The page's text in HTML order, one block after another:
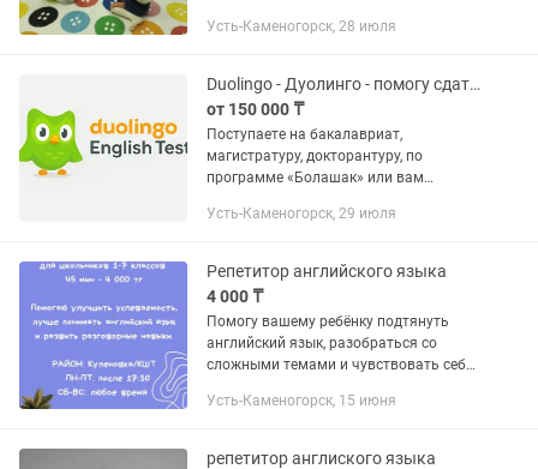
занятия для детей начальной и
современной методике:...
Усть-Каменогорск, 28 июля
Duolingo - Дуолинго - помогу сдать!
от 150 000 ₸
Поступаете на бакалавриат,
магистратуру, докторантуру, по
программе «Болашак» или вам
Помогу сдать Duolingo English Test
помощь...
Усть-Каменогорск, 29 июля
Репетитор английского языка
4 000 ₸
Помогу вашему ребёнку подтянуть
английский язык, разобраться со
сложными темами и чувствовать себя
материал простым и понятным
Усть-Каменогорск, 15 июня
репетитор англиского языка